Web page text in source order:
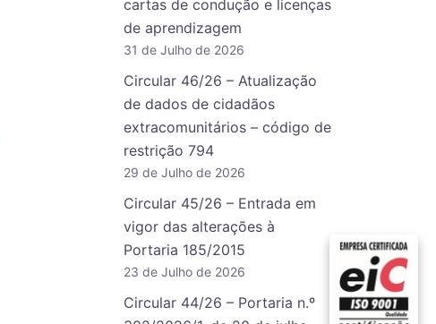
cartas de condução e licenças
de aprendizagem
31 de Julho de 2026
Circular 46/26 – Atualização
de dados de cidadãos
extracomunitários – código de
restrição 794
29 de Julho de 2026
Circular 45/26 – Entrada em
vigor das alterações à
Portaria 185/2015
23 de Julho de 2026
Circular 44/26 – Portaria n.º